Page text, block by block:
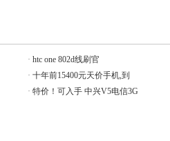
· htc one 802d线刷官
· 十年前15400元天价手机,到
· 特价！可入手 中兴V5电信3G